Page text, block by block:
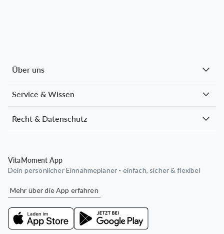
Über uns
Service & Wissen
Recht & Datenschutz
VitaMoment App
Dein persönlicher Einnahmeplaner - einfach, sicher & flexibel
Mehr über die App erfahren